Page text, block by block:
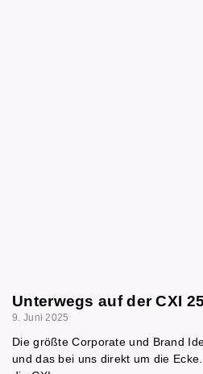
Unterwegs auf der CXI
9. Juni 2025
Die größte Corporate und Brand
und das bei uns direkt um die